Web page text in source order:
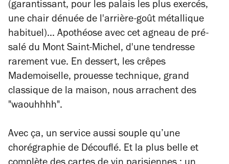
(garantissant, pour les palais les plus exercés,
une chair dénuée de l'arrière-goût métallique
habituel)... Apothéose avec cet agneau de pré-
salé du Mont Saint-Michel, d'une tendresse
rarement vue. En dessert, les crêpes
Mademoiselle, prouesse technique, grand
classique de la maison, nous arrachent des
"waouhhhh".
Avec ça, un service aussi souple qu’une
chorégraphie de Découflé. Et la plus belle et